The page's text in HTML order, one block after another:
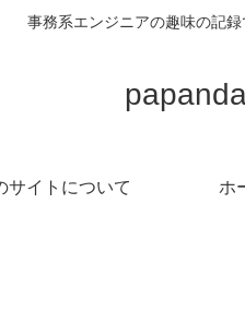
事務系エンジニアの趣味の記録
サイトについて ホ